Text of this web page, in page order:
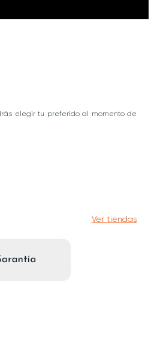
elegir tu preferido al momento de
Ver tiendas